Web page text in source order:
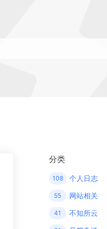
分类
108 个人日志
55 网站相关
41 不知所云